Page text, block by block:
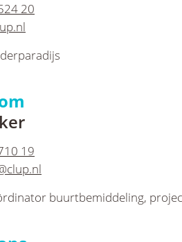
20
19
buurtbemiddeling,